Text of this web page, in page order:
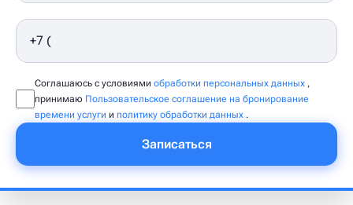
Соглашаюсь с условиями обработки персональных данных ,
принимаю Пользовательское соглашение на бронирование
времени услуги и политику обработки данных .
Записаться